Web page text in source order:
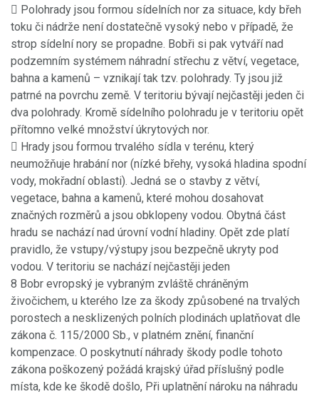
 Polohrady jsou formou sídelních nor za situace, kdy břeh
toku či nádrže není dostatečně vysoký nebo v případě, že
strop sídelní nory se propadne. Bobři si pak vytváří nad
podzemním systémem náhradní střechu z větví, vegetace,
bahna a kamenů – vznikají tak tzv. polohrady. Ty jsou již
patrné na povrchu země. V teritoriu bývají nejčastěji jeden či
dva polohrady. Kromě sídelního polohradu je v teritoriu opět
přítomno velké množství úkrytových nor.
 Hrady jsou formou trvalého sídla v terénu, který
neumožňuje hrabání nor (nízké břehy, vysoká hladina spodní
vody, mokřadní oblasti). Jedná se o stavby z větví,
vegetace, bahna a kamenů, které mohou dosahovat
značných rozměrů a jsou obklopeny vodou. Obytná část
hradu se nachází nad úrovní vodní hladiny. Opět zde platí
pravidlo, že vstupy/výstupy jsou bezpečně ukryty pod
vodou. V teritoriu se nachází nejčastěji jeden
8 Bobr evropský je vybraným zvláště chráněným
živočichem, u kterého lze za škody způsobené na trvalých
porostech a nesklizených polních plodinách uplatňovat dle
zákona č. 115/2000 Sb., v platném znění, finanční
kompenzace. O poskytnutí náhrady škody podle tohoto
zákona poškozený požádá krajský úřad příslušný podle
místa, kde ke škodě došlo, Při uplatnění nároku na náhradu